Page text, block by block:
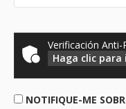
Verificación Anti-
Haga clic
NOTIFIQUE-ME